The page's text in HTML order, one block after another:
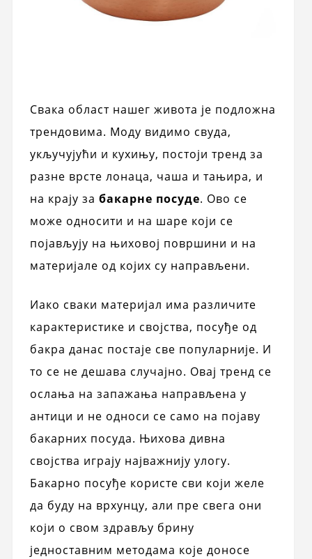
Свака област нашег живота је подложна
трендовима. Моду видимо свуда,
укључујући и кухињу, постоји тренд за
разне врсте лонаца, чаша и тањира, и
на крају за бакарне посуде. Ово се
може односити и на шаре који се
појављују на њиховој површини и на
материјале од којих су направљени.
Иако сваки материјал има различите
карактеристике и својства, посуђе од
бакра данас постаје све популарније. И
то се не дешава случајно. Овај тренд се
ослања на запажања направљена у
антици и не односи се само на појаву
бакарних посуда. Њихова дивна
својства играју најважнију улогу.
Бакарно посуђе користе сви који желе
да буду на врхунцу, али пре свега они
који о свом здрављу брину
једноставним методама које доносе